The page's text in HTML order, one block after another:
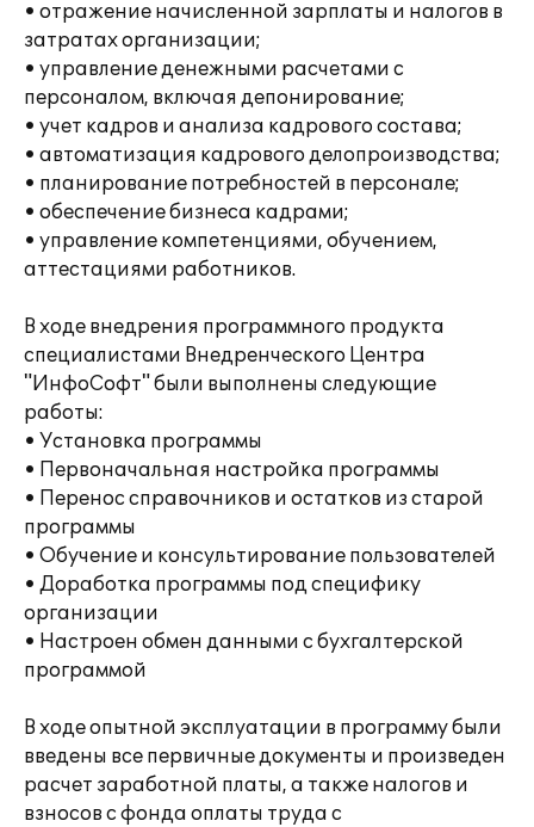
• отражение начисленной зарплаты и налогов в
затратах организации;
• управление денежными расчетами с
персоналом, включая депонирование;
• учет кадров и анализа кадрового состава;
• автоматизация кадрового делопроизводства;
• планирование потребностей в персонале;
• обеспечение бизнеса кадрами;
• управление компетенциями, обучением,
аттестациями работников.
В ходе внедрения программного продукта
специалистами Внедренческого Центра
"ИнфоСофт" были выполнены следующие
работы:
• Установка программы
• Первоначальная настройка программы
• Перенос справочников и остатков из старой
программы
• Обучение и консультирование пользователей
• Доработка программы под специфику
организации
• Настроен обмен данными с бухгалтерской
программой
В ходе опытной эксплуатации в программу были
введены все первичные документы и произведен
расчет заработной платы, а также налогов и
взносов с фонда оплаты труда с